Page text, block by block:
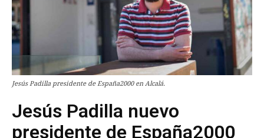
Jesús Padilla presidente de España2000 en Alcalá.
Jesús Padilla nuevo
presidente de España2000